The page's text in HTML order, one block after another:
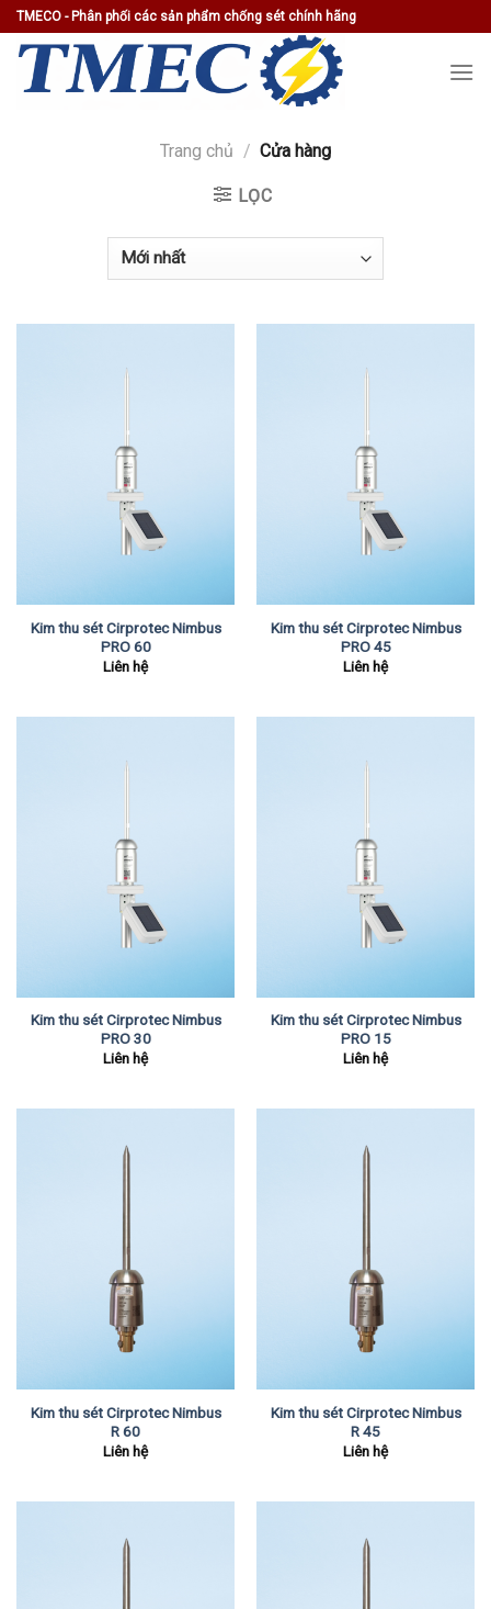
Skip
to
content
TMECO - Phân phối các sản phẩm chống sét chính hãng
Trang chủ / Cửa hàng
LỌC
Kim thu sét Cirprotec Nimbus
PRO 60
Liên hệ
Kim thu sét Cirprotec Nimbus
PRO 45
Liên hệ
Kim thu sét Cirprotec Nimbus
PRO 30
Liên hệ
Kim thu sét Cirprotec Nimbus
PRO 15
Liên hệ
Kim thu sét Cirprotec Nimbus
R 60
Liên hệ
Kim thu sét Cirprotec Nimbus
R 45
Liên hệ